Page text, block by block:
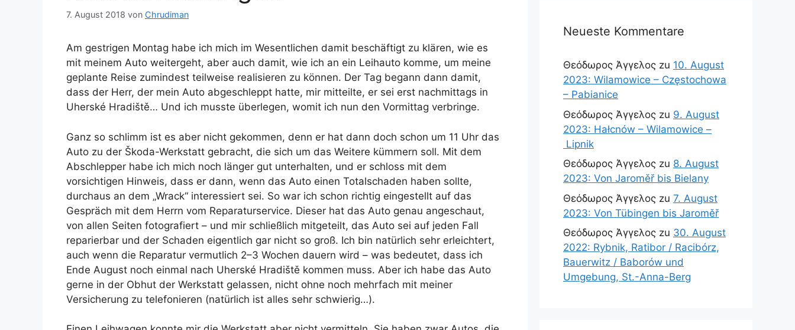
7. August 2018 von Chrudiman
Am gestrigen Montag habe ich mich im Wesentlichen damit beschäftigt zu klären, wie es
mit meinem Auto weitergeht, aber auch damit, wie ich an ein Leihauto komme, um meine
geplante Reise zumindest teilweise realisieren zu können. Der Tag begann dann damit,
dass der Herr, der mein Auto abgeschleppt hatte, mir mitteilte, er sei erst nachmittags in
Uherské Hradiště… Und ich musste überlegen, womit ich nun den Vormittag verbringe.
Ganz so schlimm ist es aber nicht gekommen, denn er hat dann doch schon um 11 Uhr das
Auto zu der Škoda-Werkstatt gebracht, die sich um das Weitere kümmern soll. Mit dem
Abschlepper habe ich mich noch länger gut unterhalten, und er schloss mit dem
vorsichtigen Hinweis, dass er dann, wenn das Auto einen Totalschaden haben sollte,
durchaus an dem „Wrack“ interessiert sei. So war ich schon richtig eingestellt auf das
Gespräch mit dem Herrn vom Reparaturservice. Dieser hat das Auto genau angeschaut,
von allen Seiten fotografiert – und mir schließlich mitgeteilt, das Auto sei auf jeden Fall
reparierbar und der Schaden eigentlich gar nicht so groß. Ich bin natürlich sehr erleichtert,
auch wenn die Reparatur vermutlich 2–3 Wochen dauern wird – was bedeutet, dass ich
Ende August noch einmal nach Uherské Hradiště kommen muss. Aber ich habe das Auto
gerne in der Obhut der Werkstatt gelassen, nicht ohne noch mehrfach mit meiner
Versicherung zu telefonieren (natürlich ist alles sehr schwierig…).
Neueste Kommentare
Θεόδωρος Άγγελος zu 10. August
2023: Wilamowice – Częstochowa
– Pabianice
Θεόδωρος Άγγελος zu 9. August
2023: Hałcnów – Wilamowice –
Lipnik
Θεόδωρος Άγγελος zu 8. August
2023: Von Jaroměř bis Bielany
Θεόδωρος Άγγελος zu 7. August
2023: Von Tübingen bis Jaroměř
Θεόδωρος Άγγελος zu 30. August
2022: Rybnik, Ratibor / Racibórz,
Bauerwitz / Baborów und
Umgebung, St.-Anna-Berg